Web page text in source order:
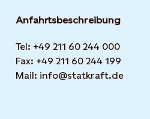
Anfahrtsbeschreibung
Tel: +49 211 60 244 000
Fax: +49 211 60 244 199
Mail: info@statkraft.de